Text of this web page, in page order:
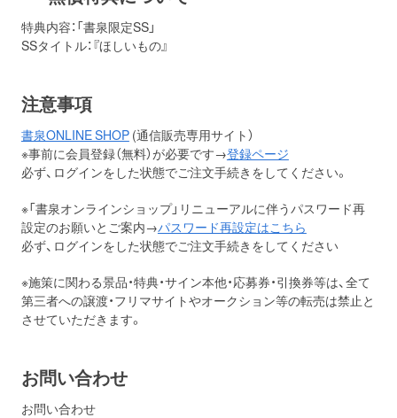
特典内容：「書泉限定SS」
SSタイトル：『ほしいもの』
注意事項
書泉ONLINE SHOP(通信販売専用サイト）
※事前に会員登録（無料）が必要です→登録ページ
必ず、ログインをした状態でご注文手続きをしてください。
※「書泉オンラインショップ」リニューアルに伴うパスワード再
設定のお願いとご案内→パスワード再設定はこちら
必ず、ログインをした状態でご注文手続きをしてください
※施策に関わる景品・特典・サイン本他・応募券・引換券等は、全て
第三者への譲渡・フリマサイトやオークション等の転売は禁止と
させていただきます。
お問い合わせ
お問い合わせ